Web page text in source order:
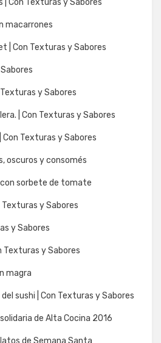
macarrones
| Con Texturas y Sabores
y Sabores
| Con Texturas y Sabores
Texturas y Sabores
oscuros y consomés
sorbete de tomate
y Sabores
y Sabores
Texturas y Sabores
magra
sushi | Con Texturas y Sabores
solidaria de Alta Cocina 2016
de Semana Santa